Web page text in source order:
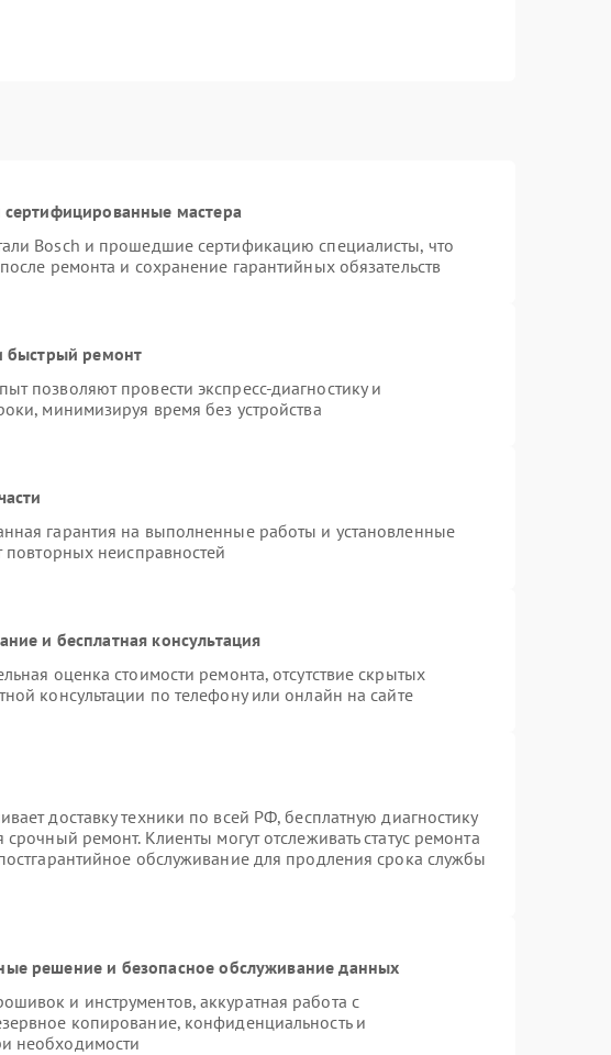
мастера
Bosch и прошедшие сертификацию специалисты, что
ремонта и сохранение гарантийных обязательств
быстрый ремонт
позволяют провести экспресс-диагностику и
минимизируя время без устройства
гарантия на выполненные работы и установленные
повторных неисправностей
и бесплатная консультация
оценка стоимости ремонта, отсутствие скрытых
консультации по телефону или онлайн на сайте
доставку техники по всей РФ, бесплатную диагностику
ремонт. Клиенты могут отслеживать статус ремонта
обслуживание для продления срока службы
решение и безопасное обслуживание данных
и инструментов, аккуратная работа с
копирование, конфиденциальность и
необходимости